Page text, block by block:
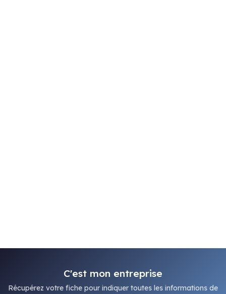
C'est mon entreprise
Récupérez votre fiche pour indiquer toutes les informations de